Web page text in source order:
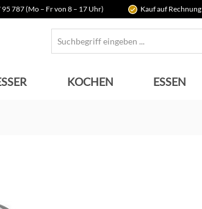
787 (Mo – Fr von 8 – 17 Uhr) Kauf auf Rechnung
KOCHEN ESSEN